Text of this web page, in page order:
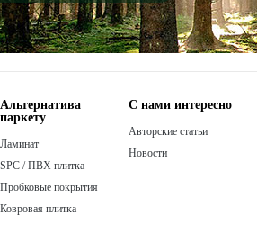
Альтернатива
паркету
Ламинат
SPC / ПВХ плитка
Пробковые покрытия
Ковровая плитка
С нами интересно
Авторские статьи
Новости